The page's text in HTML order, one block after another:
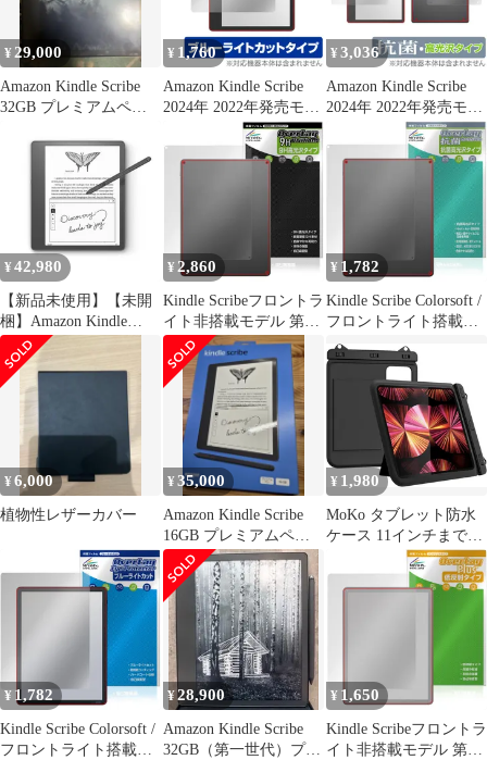
¥ 29,000
Amazon Kindle Scribe
32GB プレミアムペン
¥ 1,760
Amazon Kindle Scribe
2024年 2022年発売モデ
ル 保護フィルム
OverLay Eye Protector
for アマゾン キンドル
¥ 3,036
Amazon Kindle Scribe
2024年 2022年発売モデ
ル 表面 背面 フィルム
セット OverLay 抗菌
Brilliant for アマゾン キ
¥ 42,980
【新品未使用】【未開
梱】Amazon Kindle
Scribe (16GB) キンドル
スクライブ 10.2インチ
ディスプレイ Kindle史
上初の手書き入力機能
搭載 プレミアムペン付
き B09BRLNXJP
¥2,860
Kindle Scribeフロントラ
イト非搭載モデル 第3
世代 26年 背面保護フィ
ルム OverLay 9H
Brilliant for キンドル
9H高硬度 透明感 高光
¥ 1,782
Kindle Scribe Colorsoft /
フロントライト搭載モ
デル 第3世代 26年 背面
保護フィルム OverLay
抗菌 Brilliant for キンド
ル 抗菌 高光沢
¥6,000
植物性レザーカバー
¥35,000
Amazon Kindle Scribe
16GB プレミアムペ
ン・純正ケース付
¥ 1,980
MoKo タブレット防水
ケース 11インチまでの
タブレット用 スタンド
付き 防水カバー 首掛け
ひも付き 浴室 プール
¥ 1,782
Kindle Scribe Colorsoft /
フロントライト搭載モ
¥28,900
Amazon Kindle Scribe
32GB（第一世代）プレ
¥ 1,650
Kindle Scribeフロントラ
イト非搭載モデル 第3